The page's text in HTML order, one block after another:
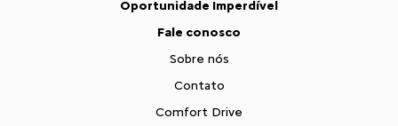
Oportunidade Imperdível
Fale conosco
Sobre nós
Contato
Comfort Drive